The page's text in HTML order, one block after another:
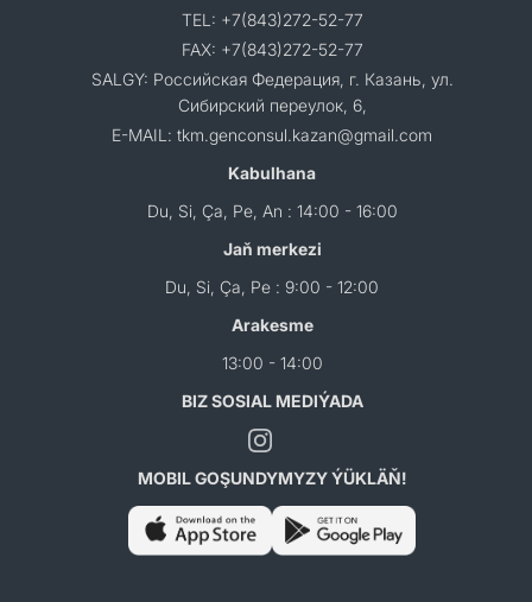
TEL: +7(843)272-52-77
FAX: +7(843)272-52-77
SALGY: Российская Федерация, г. Казань, ул.
Сибирский переулок, 6,
E-MAIL: tkm.genconsul.kazan@gmail.com
Kabulhana
Du, Si, Ça, Pe, An : 14:00 - 16:00
Jaň merkezi
Du, Si, Ça, Pe : 9:00 - 12:00
Arakesme
13:00 - 14:00
BIZ SOSIAL MEDIÝADA
MOBIL GOŞUNDYMYZY ÝÜKLÄŇ!